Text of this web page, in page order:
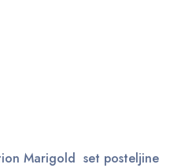
Marigold set posteljine